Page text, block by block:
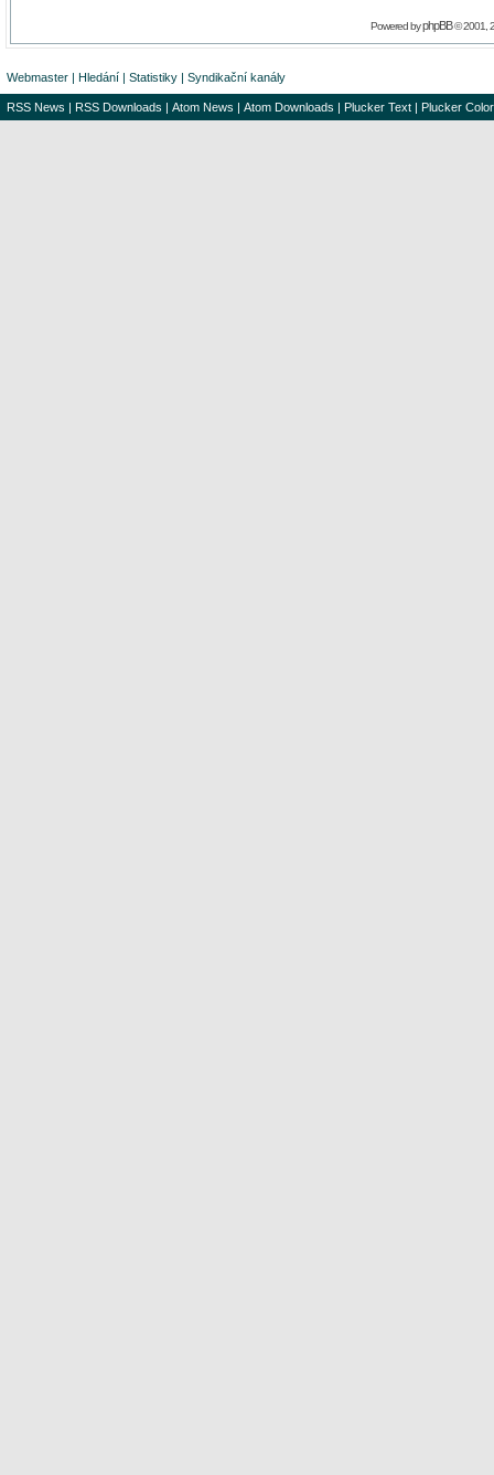
Powered byphpBB© 2001,
Webmaster | Hledání | Statistiky | Syndikační kanály
RSS News | RSS Downloads | Atom News | Atom Downloads | Plucker Text | Plucker Color